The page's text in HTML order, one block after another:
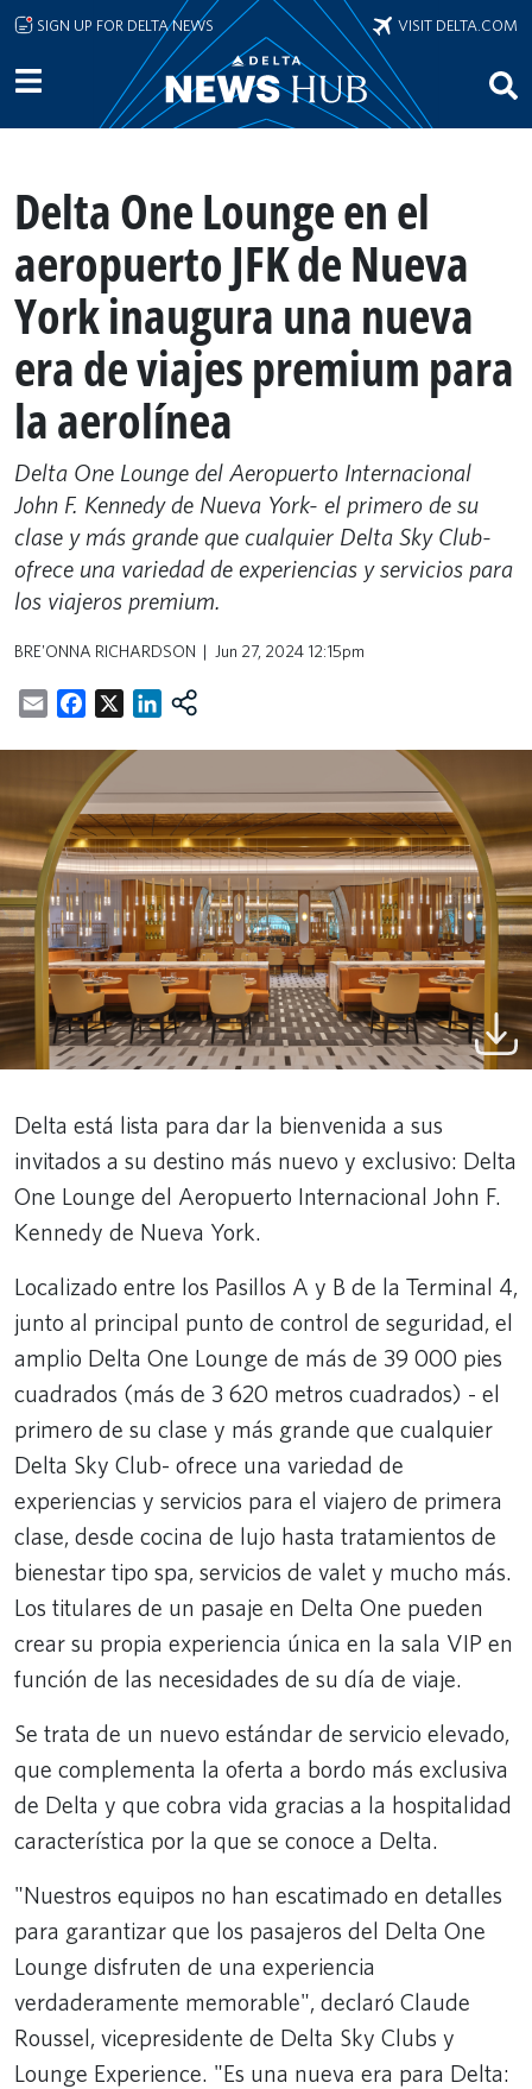
Skip to main content
SIGN UP FOR DELTA NEWS VISIT DELTA.COM
Delta One Lounge en el
aeropuerto JFK de Nueva
York inaugura una nueva
era de viajes premium para
la aerolínea
Delta One Lounge del Aeropuerto Internacional
John F. Kennedy de Nueva York- el primero de su
clase y más grande que cualquier Delta Sky Club-
ofrece una variedad de experiencias y servicios para
los viajeros premium.
BRE'ONNA RICHARDSON Jun 27, 2024 12:15pm
EmailFacebookLinkedIn
Delta está lista para dar la bienvenida a sus
invitados a su destino más nuevo y exclusivo: Delta
One Lounge del Aeropuerto Internacional John F.
Kennedy de Nueva York.
Localizado entre los Pasillos A y B de la Terminal 4,
junto al principal punto de control de seguridad, el
amplio Delta One Lounge de más de 39 000 pies
cuadrados (más de 3 620 metros cuadrados) - el
primero de su clase y más grande que cualquier
Delta Sky Club- ofrece una variedad de
experiencias y servicios para el viajero de primera
clase, desde cocina de lujo hasta tratamientos de
bienestar tipo spa, servicios de valet y mucho más.
Los titulares de un pasaje en Delta One pueden
crear su propia experiencia única en la sala VIP en
función de las necesidades de su día de viaje.
Se trata de un nuevo estándar de servicio elevado,
que complementa la oferta a bordo más exclusiva
de Delta y que cobra vida gracias a la hospitalidad
característica por la que se conoce a Delta.
"Nuestros equipos no han escatimado en detalles
para garantizar que los pasajeros del Delta One
Lounge disfruten de una experiencia
verdaderamente memorable", declaró Claude
Roussel, vicepresidente de Delta Sky Clubs y
Lounge Experience. "Es una nueva era para Delta: